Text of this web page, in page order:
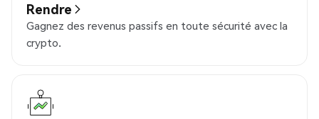
Rendre
Gagnez des revenus passifs en toute sécurité avec la
crypto.